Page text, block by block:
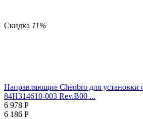
Скидка 11%
Направляющие Chenbro для установки
84H314610-003 Rev.B00 ...
6 978 Р
6 186 Р